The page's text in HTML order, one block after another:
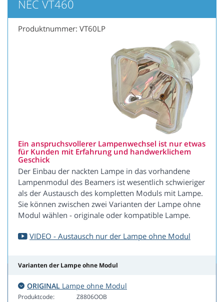
NEC VT460
Produktnummer: VT60LP
Ein anspruchsvollerer Lampenwechsel ist nur etwas
für Kunden mit Erfahrung und handwerklichem
Geschick
Der Einbau der nackten Lampe in das vorhandene
Lampenmodul des Beamers ist wesentlich schwieriger
als der Austausch des kompletten Moduls mit Lampe.
Sie können zwischen zwei Varianten der Lampe ohne
Modul wählen - originale oder kompatible Lampe.
VIDEO - Austausch nur der Lampe ohne Modul
Varianten der Lampe ohne Modul
ORIGINAL Lampe ohne Modul
Produktcode:
Z8806OOB